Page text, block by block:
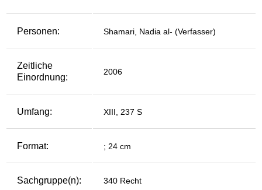
Personen: Shamari, Nadia al- (Verfasser)
Zeitliche
Einordnung:
2006
Umfang: XIII, 237 S
Format: ; 24 cm
Sachgruppe(n): 340 Recht